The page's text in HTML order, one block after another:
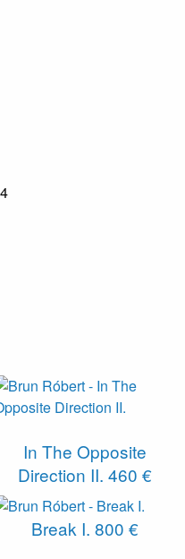
In The Opposite
Direction II. 460 €
Break I. 800 €